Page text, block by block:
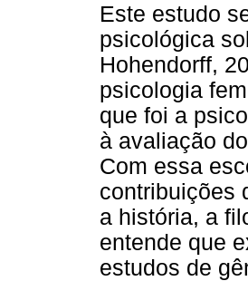
Este estudo
psicológica
Hohendorff,
psicologia
que foi a
à avaliação
Com essa
contribuições
a história, a
entende que
estudos de